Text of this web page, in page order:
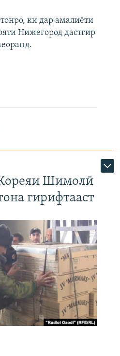
ки дар амалиёти
Нижегород дастгир
Шимолӣ
гирифтааст